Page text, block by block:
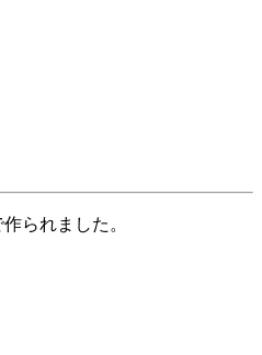
られました。